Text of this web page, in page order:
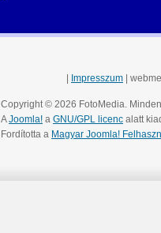
Impresszum |
Copyright © 2026 FotoMedia.
AJoomla! a GNU/GPL licenc alatt
Fordította a Magyar Joomla!